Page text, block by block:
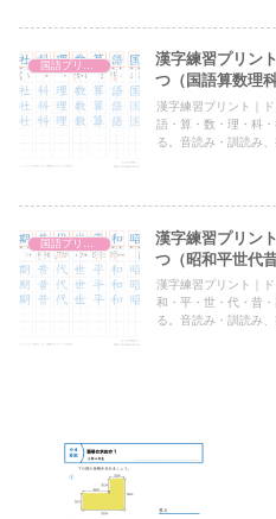
漢字練習プリン
つ（国語算数理科
漢字練習プリント｜
語・算・数・理・科
る。音読み・訓読み
漢字練習プリン
つ（昭和平世代昔
漢字練習プリント｜
和・平・世・代・昔
る。音読み・訓読み